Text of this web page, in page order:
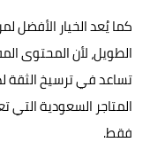
كما يُعد الخيار الأفضل
الطويل، لأن المحتوى
تساعد في ترسيخ الثقة
المتاجر السعودية التي
فقط.